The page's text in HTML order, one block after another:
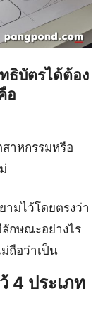
บัตรได้ต้อง
อ
าหกรรมหรือ
ว้โดยตรงว่า
กษณะอย่างไร
ถือว่าเป็น
4 ประเภท